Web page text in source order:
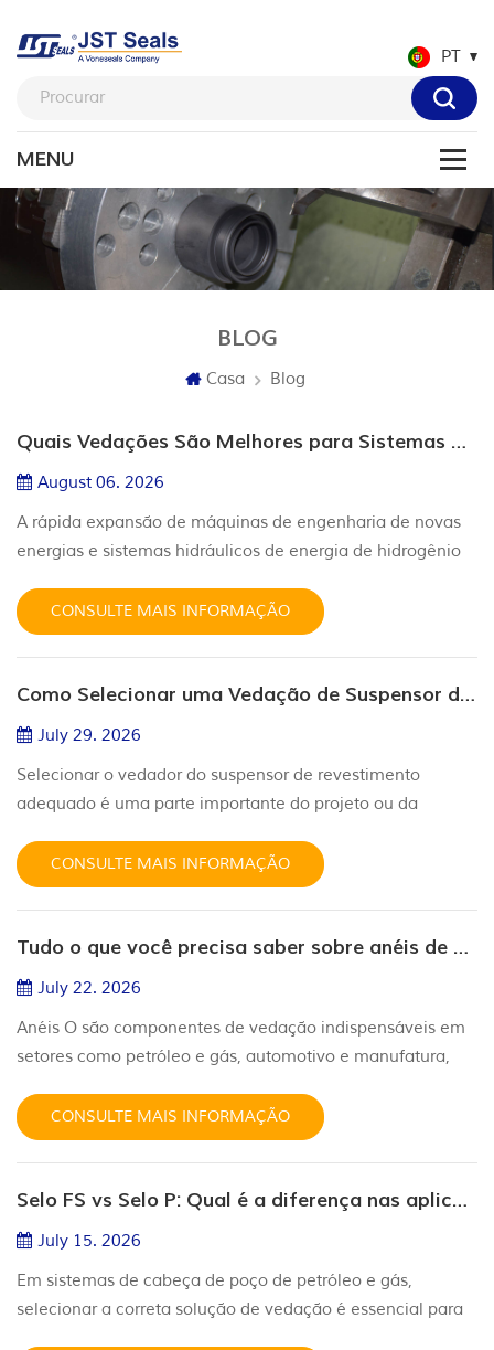
PT
BLOG
Casa Blog
Quais Vedações São Melhores para Sistemas Hidráulicos de Nova Energia?
August 06. 2026
A rápida expansão de máquinas de engenharia de novas
energias e sistemas hidráulicos de energia de hidrogênio
componentes de vedação essenciais. As vedações de
borracha convencionais frequentemente sofrem com
expostas a óleos hidráulicos biodegradáveis, fluidos de
trabalho ecológicos de baixa...
CONSULTE MAIS INFORMAÇÃO
Como Selecionar uma Vedação de Suspensor de Revestimento para Cabeças de Poço de Petróleo e Gás?
July 29. 2026
Selecionar o vedador do suspensor de revestimento
adequado é uma parte importante do projeto ou da
vedador deve manter a integridade da pressão entre o
revestimento e os componentes da cabeça de poço,
a pressão, a temperatura e os fluidos do poço envolvidos.
Um vedador que corresponde a...
CONSULTE MAIS INFORMAÇÃO
Tudo o que você precisa saber sobre anéis de vedação tipo O, especialmente anéis de vedação tipo O RGD
July 22. 2026
Anéis O são componentes de vedação indispensáveis em
setores como petróleo e gás, automotivo e manufatura,
um design compacto e simples que ocupa pouco espaço,
tornando a instalação e a substituição práticas e sem
quanto dinâmica, oferecem excelente desempenho de
vedação bidirecional com bai...
CONSULTE MAIS INFORMAÇÃO
Selo FS vs Selo P: Qual é a diferença nas aplicações de cabeça de poço?
July 15. 2026
Em sistemas de cabeça de poço de petróleo e gás,
selecionar a correta solução de vedação é essencial para